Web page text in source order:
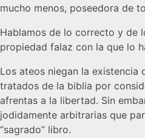
mucho menos, poseedora de
Hablamos de lo correcto y de
propiedad falaz con la que lo
Los ateos niegan la existencia
tratados de la biblia por
afrentas a la libertad. Sin
jodidamente arbitrarias que
“sagrado” libro.